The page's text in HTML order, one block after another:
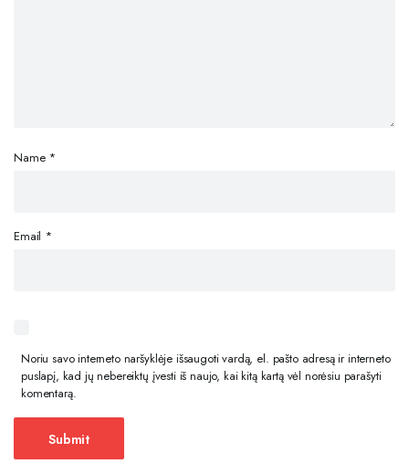
Name *
Email *
Noriu savo interneto naršyklėje išsaugoti vardą, el. pašto adresą ir interneto
puslapį, kad jų nebereiktų įvesti iš naujo, kai kitą kartą vėl norėsiu parašyti
komentarą.